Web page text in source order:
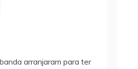
arranjaram para ter